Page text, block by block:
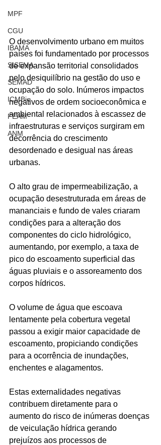
MPF
CGU
IBAMA
SISEMA
SEMAD
ICMBio
FEAM
ANM
O desenvolvimento urbano em muitos
países foi fundamentado por processos
de expansão territorial consolidados
pelo desiquilíbrio na gestão do uso e
ocupação do solo. Inúmeros impactos
negativos de ordem socioeconômica e
ambiental relacionados à escassez de
infraestruturas e serviços surgiram em
decorrência do crescimento
desordenado e desigual nas áreas
urbanas.
O alto grau de impermeabilização, a
ocupação desestruturada em áreas de
mananciais e fundo de vales criaram
condições para a alteração dos
componentes do ciclo hidrológico,
aumentando, por exemplo, a taxa de
pico do escoamento superficial das
águas pluviais e o assoreamento dos
corpos hídricos.
O volume de água que escoava
lentamente pela cobertura vegetal
passou a exigir maior capacidade de
escoamento, propiciando condições
para a ocorrência de inundações,
enchentes e alagamentos.
Estas externalidades negativas
contribuem diretamente para o
aumento do risco de inúmeras doenças
de veiculação hídrica gerando
prejuízos aos processos de